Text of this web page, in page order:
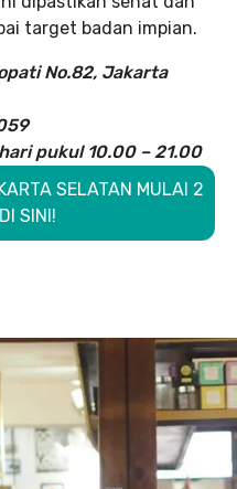
target badan impian.
No.82, Jakarta
pukul 10.00 – 21.00
SELATAN MULAI 2
SINI!